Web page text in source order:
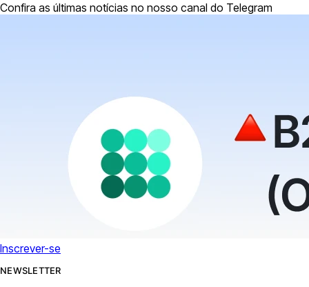
Confira as últimas notícias no nosso canal do Telegram
Inscrever-se
NEWSLETTER